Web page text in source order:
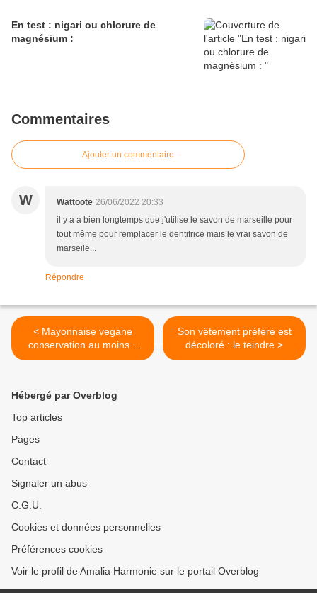
En test : nigari ou chlorure de
magnésium :
Commentaires
Ajouter un commentaire
W Wattoote 26/06/2022 20:33
il y a a bien longtemps que j'utilise le savon de marseille pour
tout même pour remplacer le dentifrice mais le vrai savon de
marseile...
Répondre
< Mayonnaise vegane
conservation au moins 5
jours au frigo :
Son vêtement préféré est
décoloré : le teindre >
Hébergé par Overblog
Top articles
Pages
Contact
Signaler un abus
C.G.U.
Cookies et données personnelles
Préférences cookies
Voir le profil de Amalia Harmonie sur le portail Overblog